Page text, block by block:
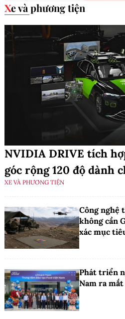
Xe và phương tiện
NVIDIA DRIVE tích
góc rộng 120 độ dành
XE VÀ PHƯƠNG TIỆN
Công nghệ
không cần
xác mục
Phát triển
Nam ra